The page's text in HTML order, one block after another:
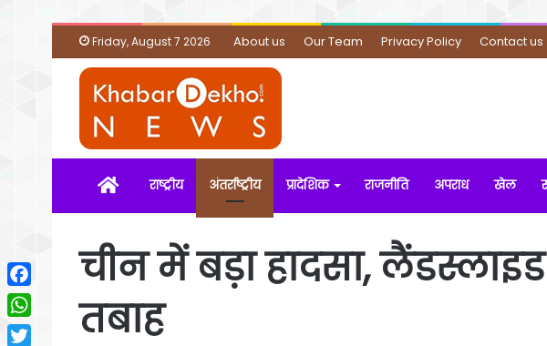
Friday, August 7 2026 About us Our Team Privacy Policy Contact us
Homeराष्ट्रीय अंतर्राष्ट्रीय प्रादेशिक राजनीति अपराध खेल
चीन में बड़ा हादसा,
तबाह
Facebook
WhatsApp